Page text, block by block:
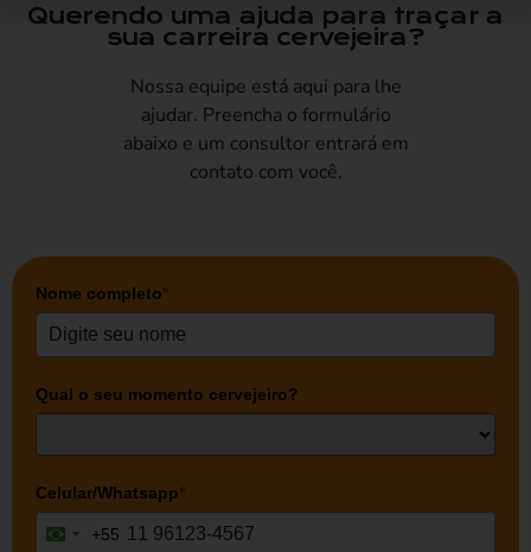
Querendo uma ajuda para traçar a
sua carreira cervejeira?
Nossa equipe está aqui para lhe
ajudar. Preencha o formulário
abaixo e um consultor entrará em
contato com você.
Nome completo*
Qual o seu momento cervejeiro?
Celular/Whatsapp*
Brazil +55
+55